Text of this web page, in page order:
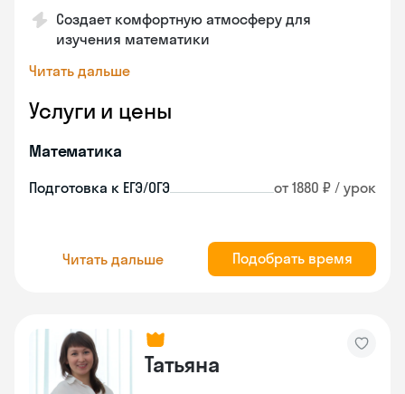
Создает комфортную атмосферу для
изучения математики
Читать дальше
Услуги и цены
Математика
Подготовка к ЕГЭ/ОГЭ от 1880 ₽ / урок
Читать дальше Подобрать время
Татьяна